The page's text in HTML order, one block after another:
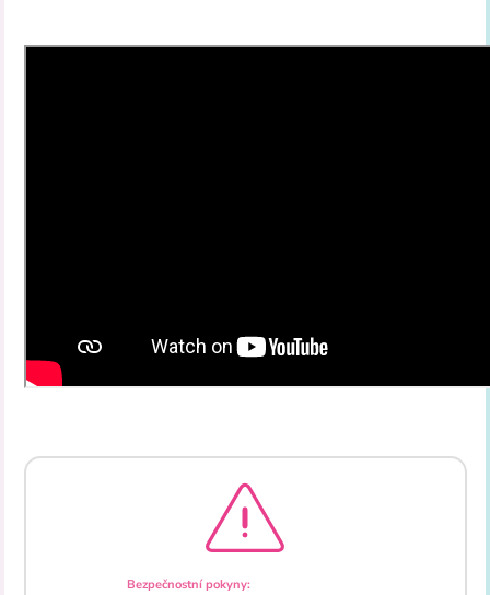
Bezpečnostní pokyny: